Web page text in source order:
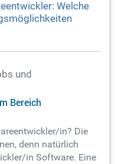
Welche
und
Bereich
in? Die
denn natürlich
in Software. Eine